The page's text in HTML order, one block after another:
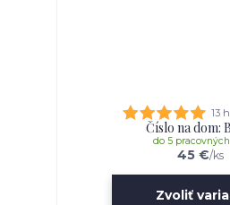
13
Číslo na dom:
45 €/ks
do 5
Zvoliť